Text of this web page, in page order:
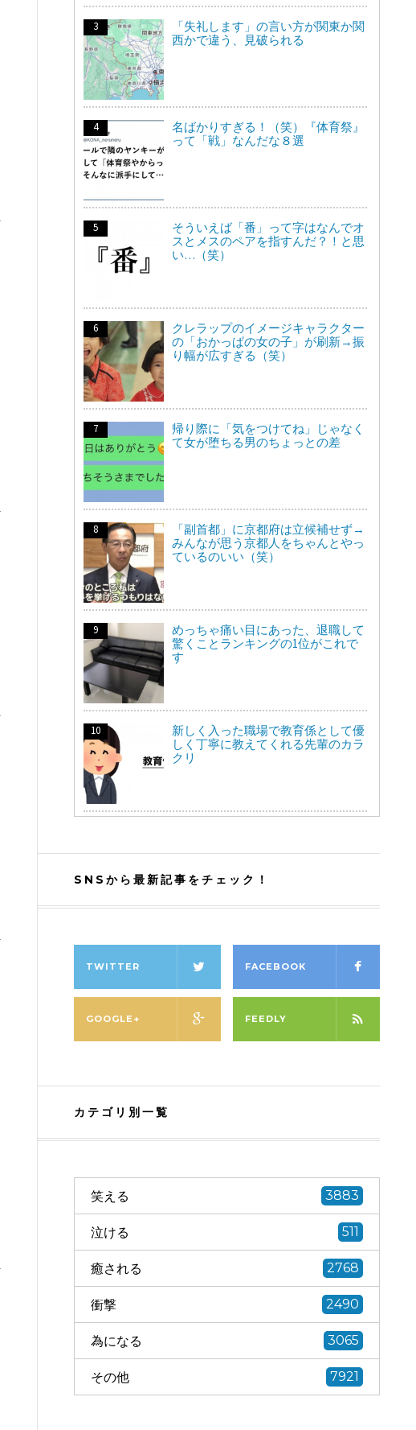
「失礼します」の言い方が関東か関
西かで違う、見破られる
名ばかりすぎる！（笑）『体育祭』
って「戦」なんだな８選
そういえば「番」って字はなんでオ
スとメスのペアを指すんだ？！と思
い…（笑）
クレラップのイメージキャラクター
の「おかっぱの女の子」が刷新→振
り幅が広すぎる（笑）
帰り際に「気をつけてね」じゃなく
て女が堕ちる男のちょっとの差
「副首都」に京都府は立候補せず→
みんなが思う京都人をちゃんとやっ
ているのいい（笑）
めっちゃ痛い目にあった、退職して
驚くことランキングの1位がこれで
す
新しく入った職場で教育係として優
しく丁寧に教えてくれる先輩のカラ
クリ
SNSから最新記事をチェック！
TWITTER FACEBOOK
GOOGLE+ FEEDLY
カテゴリ別一覧
笑える 3883
泣ける 511
癒される 2768
衝撃 2490
為になる 3065
その他 7921